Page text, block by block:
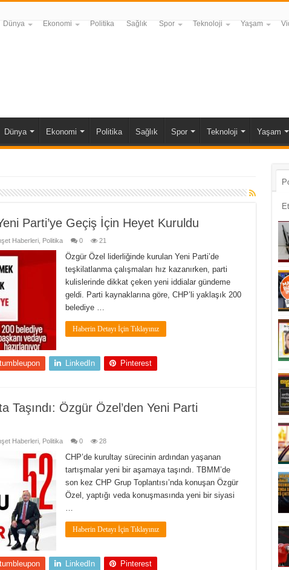
Dünya Ekonomi Politika Sağlık Spor Teknoloji Yaşam
Dünya Ekonomi Politika Sağlık Spor Teknoloji Yaşam
Parti’ye Geçiş İçin Heyet Kuruldu
Haberleri, Politika 0 21
Özgür Özel liderliğinde kurulan Yeni Parti’de
teşkilatlanma çalışmaları hız kazanırken, parti
kulislerinde dikkat çeken yeni iddialar gündeme
geldi. Parti kaynaklarına göre, CHP’li yaklaşık 200
belediye …
Haberin Detayı İçin Tıklayınız
LinkedIn Pinterest
Taşındı: Özgür Özel’den Yeni Parti
Haberleri, Politika 0 28
CHP’de kurultay sürecinin ardından yaşanan
tartışmalar yeni bir aşamaya taşındı. TBMM’de
son kez CHP Grup Toplantısı’nda konuşan Özgür
Özel, yaptığı veda konuşmasında yeni bir siyasi
…
Haberin Detayı İçin Tıklayınız
LinkedIn Pinterest